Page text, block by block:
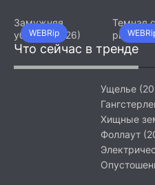
WEBRip
Замужняя
убийца (2026)
Темная
ринга
Что сейчас в тренде
Ущелье
Хищные
Фоллаут